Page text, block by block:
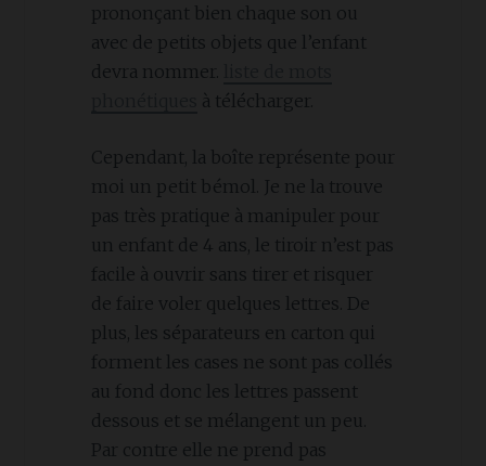
prononçant bien chaque son ou
avec de petits objets que l’enfant
devra nommer.
à télécharger.
Cependant, la boîte représente pour
moi un petit bémol. Je ne la trouve
pas très pratique à manipuler pour
un enfant de 4 ans, le tiroir n’est pas
facile à ouvrir sans tirer et risquer
de faire voler quelques lettres. De
plus, les séparateurs en carton qui
forment les cases ne sont pas collés
au fond donc les lettres passent
dessous et se mélangent un peu.
Par contre elle ne prend pas